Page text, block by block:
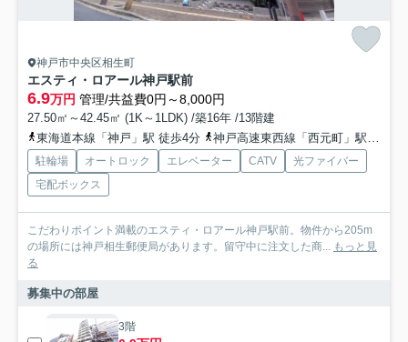
神戸市中央区相生町
エスティ・ロアール神戸駅前
6.9万円 管理/共益費0円～8,000円
27.50㎡～42.45㎡ (1K～1LDK) /築16年 /13階建
東海道本線「神戸」駅 徒歩4分
神戸高速東西線「西元町」駅 徒歩11分
駐輪場 オートロック エレベーター CATV
光ファイバー
宅配ボックス
こだわりポイント満載のエスティ・ロアール神戸駅前。物件から205m
の場所には神戸相生郵便局があります。留守中に注文した商...
もっと見
る
募集中の部屋
3階